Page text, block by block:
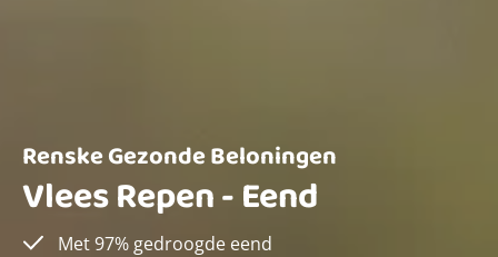
Renske Gezonde Beloningen
Vlees Repen - Eend
Met 97% gedroogde eend